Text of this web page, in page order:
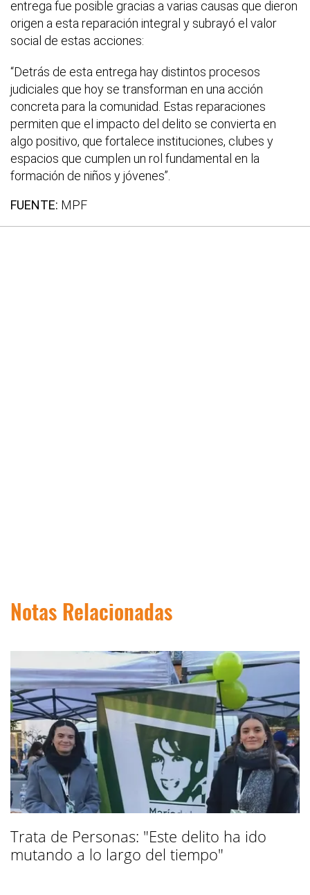
entrega fue posible gracias a varias causas que dieron
origen a esta reparación integral y subrayó el valor
social de estas acciones:
“Detrás de esta entrega hay distintos procesos
judiciales que hoy se transforman en una acción
concreta para la comunidad. Estas reparaciones
permiten que el impacto del delito se convierta en
algo positivo, que fortalece instituciones, clubes y
espacios que cumplen un rol fundamental en la
formación de niños y jóvenes”.
FUENTE: MPF
Notas Relacionadas
Trata de Personas: "Este delito ha ido
mutando a lo largo del tiempo"